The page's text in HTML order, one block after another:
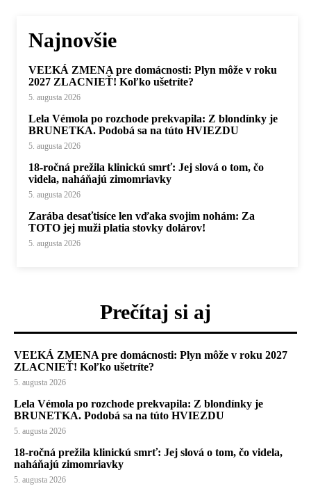
Najnovšie
VEĽKÁ ZMENA pre domácnosti: Plyn môže v roku
2027 ZLACNIEŤ! Koľko ušetríte?
5. augusta 2026
Lela Vémola po rozchode prekvapila: Z blondínky je
BRUNETKA. Podobá sa na túto HVIEZDU
5. augusta 2026
18-ročná prežila klinickú smrť: Jej slová o tom, čo
videla, naháňajú zimomriavky
5. augusta 2026
Zarába desaťtisíce len vďaka svojim nohám: Za
TOTO jej muži platia stovky dolárov!
5. augusta 2026
Prečítaj si aj
VEĽKÁ ZMENA pre domácnosti: Plyn môže v roku 2027
ZLACNIEŤ! Koľko ušetríte?
5. augusta 2026
Lela Vémola po rozchode prekvapila: Z blondínky je
BRUNETKA. Podobá sa na túto HVIEZDU
5. augusta 2026
18-ročná prežila klinickú smrť: Jej slová o tom, čo videla,
naháňajú zimomriavky
5. augusta 2026